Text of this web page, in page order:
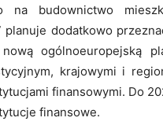
na budownictwo
dodatkowo
ogólnoeuropejską
krajowymi i
finansowymi. Do
finansowe.